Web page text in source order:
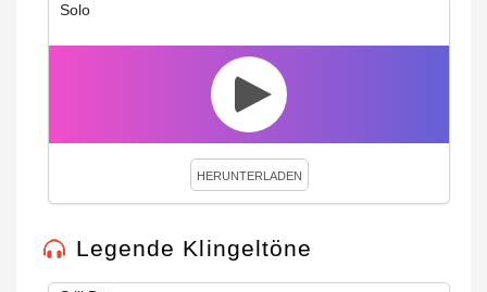
Solo
HERUNTERLADEN
Legende Klingeltöne